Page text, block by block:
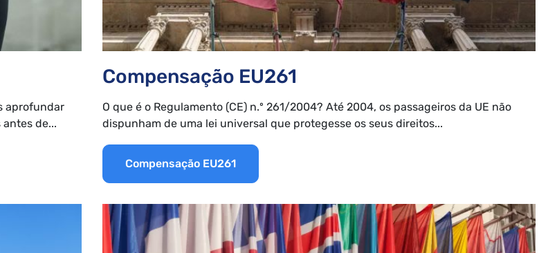
Reembolso easyjet
Air France reembolso
KLM reembolso
Reclamações da EasyJet
Reclamações da Iberia Airlines
Reclamações da TAP Air Portugal
Reclamações da LATAM Airlines
Compensação EU261
Convenção de Montreal
aprofundar
de...
Compensação EU261
O que é o Regulamento (CE) n.º 261/2004? Até 2004, os passageiros da UE não
dispunham de uma lei universal que protegesse os seus direitos...
Compensação EU261